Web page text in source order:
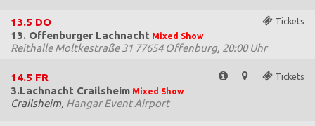
Tickets
13.5 DO
13. Offenburger Lachnacht Mixed Show
Reithalle Moltkestraße 31 77654 Offenburg, 20:00 Uhr
Tickets
14.5 FR
3.Lachnacht Crailsheim Mixed Show
Crailsheim, Hangar Event Airport